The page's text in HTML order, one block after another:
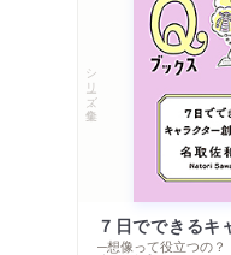
シリーズ・全集
─想像って役立つの？